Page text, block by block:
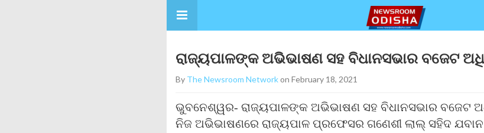
ରାଜ୍ୟପାଳଙ୍କ ଅଭିଭାଷଣ ସହ ବିଧାନସଭାର ବଜେଟ
By The Newsroom Networkon February 18, 2021
ଭୁବନେଶ୍ୱର- ରାଜ୍ୟପାଳଙ୍କ ଅଭିଭାଷଣ ସହ ବିଧାନସଭାର ବଜେଟ
ନିଜ ଅଭିଭାଷଣରେ ରାଜ୍ୟପାଳ ପ୍ରଫେସର ଗଣେଶୀ ଲାଲ୍ ସହିଦ